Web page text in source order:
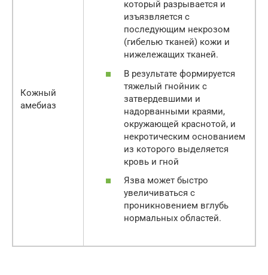
Кожный
амебиаз
который разрывается и
изъязвляется с
последующим некрозом
(гибелью тканей) кожи и
нижележащих тканей.
В результате формируется
тяжелый гнойник с
затвердевшими и
надорванными краями,
окружающей краснотой, и
некротическим основанием
из которого выделяется
кровь и гной
Язва может быстро
увеличиваться с
проникновением вглубь
нормальных областей.